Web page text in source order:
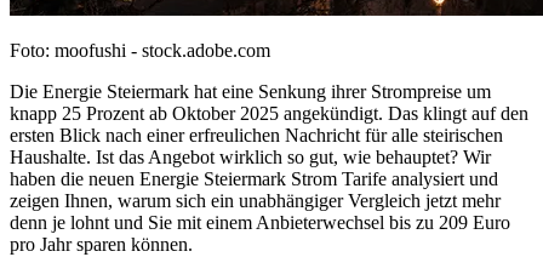
Foto: moofushi - stock.adobe.com
Die Energie Steiermark hat eine Senkung ihrer Strompreise um
knapp 25 Prozent ab Oktober 2025 angekündigt. Das klingt auf den
ersten Blick nach einer erfreulichen Nachricht für alle steirischen
Haushalte. Ist das Angebot wirklich so gut, wie behauptet? Wir
haben die neuen Energie Steiermark Strom Tarife analysiert und
zeigen Ihnen, warum sich ein unabhängiger Vergleich jetzt mehr
denn je lohnt und Sie mit einem Anbieterwechsel bis zu 209 Euro
pro Jahr sparen können.